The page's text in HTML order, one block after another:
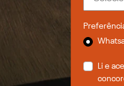
Li e